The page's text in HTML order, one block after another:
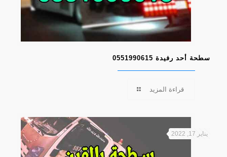
سطحة أحد رفيدة 0551990615
قراءة المزيد
يناير 17, 2022